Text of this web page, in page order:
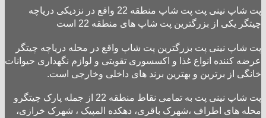
پت شاپ نینی پت پت شاپ منطقه 22 واقع در نزدیکی دریاچه
چیتگر یکی از بزرگترین پت شاپ های منطقه 22 است
پت شاپ نینی پت بزرگترین پت شاپ واقع در محله دریاچه چیتگر
عرضه کننده انواع غذا و اکسسوری تقویتی و لوازم نگهداری حیوانات
خانگی از برترین و بهترین برند های داخلی وخارجی است.
پت شاپ نینی پت به تمامی نقاط منطقه 22 از جمله پارک چیتگرو
محله های اطراف ،شهرک باقری، دهکده المپیک ، شهرک خرازی،